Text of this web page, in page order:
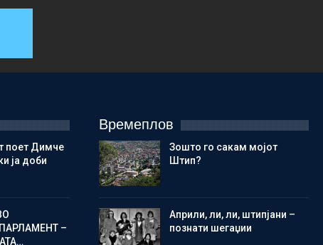
поет Димче
ја доби
–
Времеплов
Зошто го сакам мојот
Штип?
Aприли, ли, ли, штипјани –
познати шегаџии